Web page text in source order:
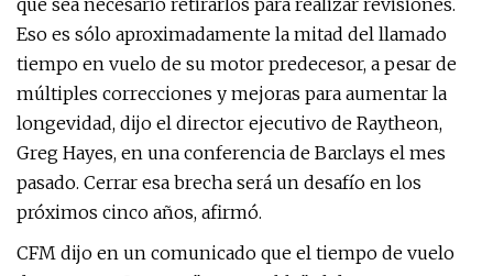
que sea necesario retirarlos para realizar revisiones.
Eso es sólo aproximadamente la mitad del llamado
tiempo en vuelo de su motor predecesor, a pesar de
múltiples correcciones y mejoras para aumentar la
longevidad, dijo el director ejecutivo de Raytheon,
Greg Hayes, en una conferencia de Barclays el mes
pasado. Cerrar esa brecha será un desafío en los
próximos cinco años, afirmó.
CFM dijo en un comunicado que el tiempo de vuelo